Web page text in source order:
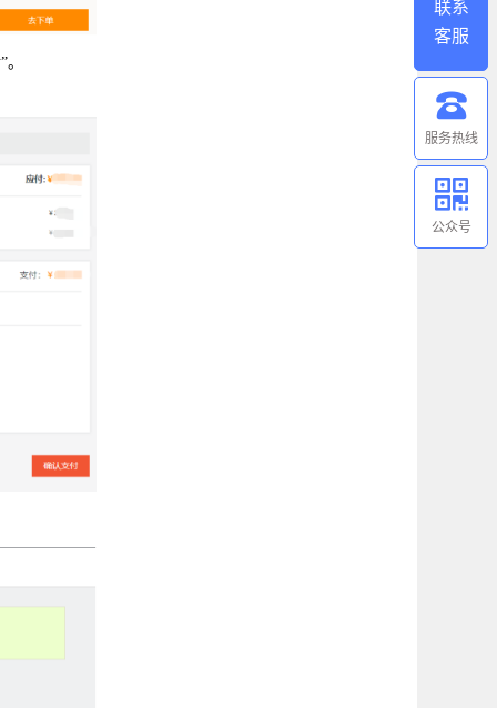
联系
客服
服务热线
公众号